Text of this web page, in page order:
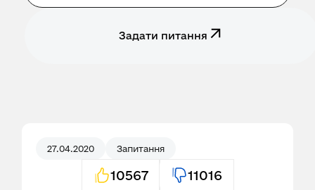
Задати питання
27.04.2020 Запитання
10567 11016